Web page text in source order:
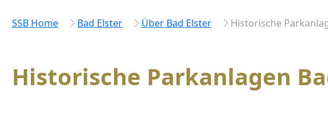
SSB Home Bad Elster Über Bad Elster Historische
Historische Parkanlagen